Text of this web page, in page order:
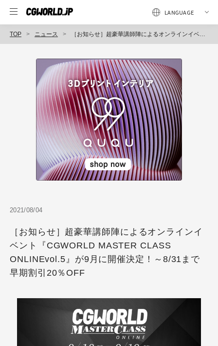
TOP ニュース ［お知らせ］超豪華講師陣によるオンラインイベント『CGWORLD MASTER CLASS ONLINEvol.5』が9月に開催決定！～8/31まで早期割引20％OFF
2021/08/04
［お知らせ］超豪華講師陣によるオンラインイ
ベント『CGWORLD MASTER CLASS
ONLINEvol.5』が9月に開催決定！～8/31まで
早期割引20％OFF